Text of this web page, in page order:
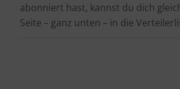
abonniert hast, kannst du dich
Seite – ganz unten – in die